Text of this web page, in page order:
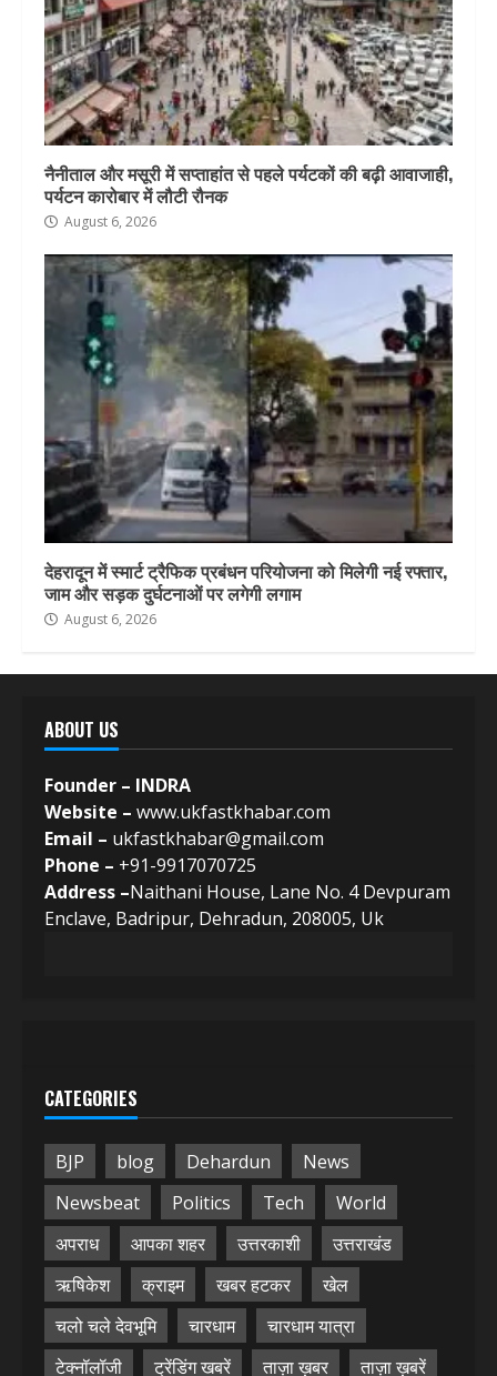
नैनीताल और मसूरी में सप्ताहांत से पहले पर्यटकों की बढ़ी आवाजाही,
पर्यटन कारोबार में लौटी रौनक
August 6, 2026
देहरादून में स्मार्ट ट्रैफिक प्रबंधन परियोजना को मिलेगी नई रफ्तार,
जाम और सड़क दुर्घटनाओं पर लगेगी लगाम
August 6, 2026
ABOUT US
Founder – INDRA
Website – www.ukfastkhabar.com
Email – ukfastkhabar@gmail.com
Phone – +91-9917070725
Address –Naithani House, Lane No. 4 Devpuram
Enclave, Badripur, Dehradun, 208005, Uk
CATEGORIES
BJP blog Dehardun
News
Newsbeat
Politics Tech
World
अपराध
आपका शहर उत्तरकाशी
उत्तराखंड
ऋषिकेश
क्राइम खबर हटकर
खेल
चलो चले देवभूमि
चारधाम
चारधाम यात्रा
टेक्नॉलॉजी
ट्रेंडिंग खबरें ताज़ा ख़बर
ताज़ा ख़बरें